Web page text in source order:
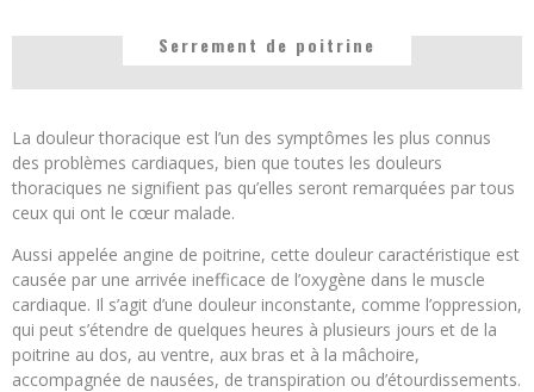
Serrement de poitrine
La douleur thoracique est l’un des symptômes les plus connus
des problèmes cardiaques, bien que toutes les douleurs
thoraciques ne signifient pas qu’elles seront remarquées par tous
ceux qui ont le cœur malade.
Aussi appelée angine de poitrine, cette douleur caractéristique est
causée par une arrivée inefficace de l’oxygène dans le muscle
cardiaque. Il s’agit d’une douleur inconstante, comme l’oppression,
qui peut s’étendre de quelques heures à plusieurs jours et de la
poitrine au dos, au ventre, aux bras et à la mâchoire,
accompagnée de nausées, de transpiration ou d’étourdissements.